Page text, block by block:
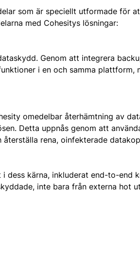
som är speciellt utformade för
med Cohesitys lösningar:
Genom att integrera
i en och samma plattform,
omedelbar återhämtning av
Detta uppnås genom att
rena, oinfekterade
dess kärna, inkluderat end-to-end
inte bara från externa hot